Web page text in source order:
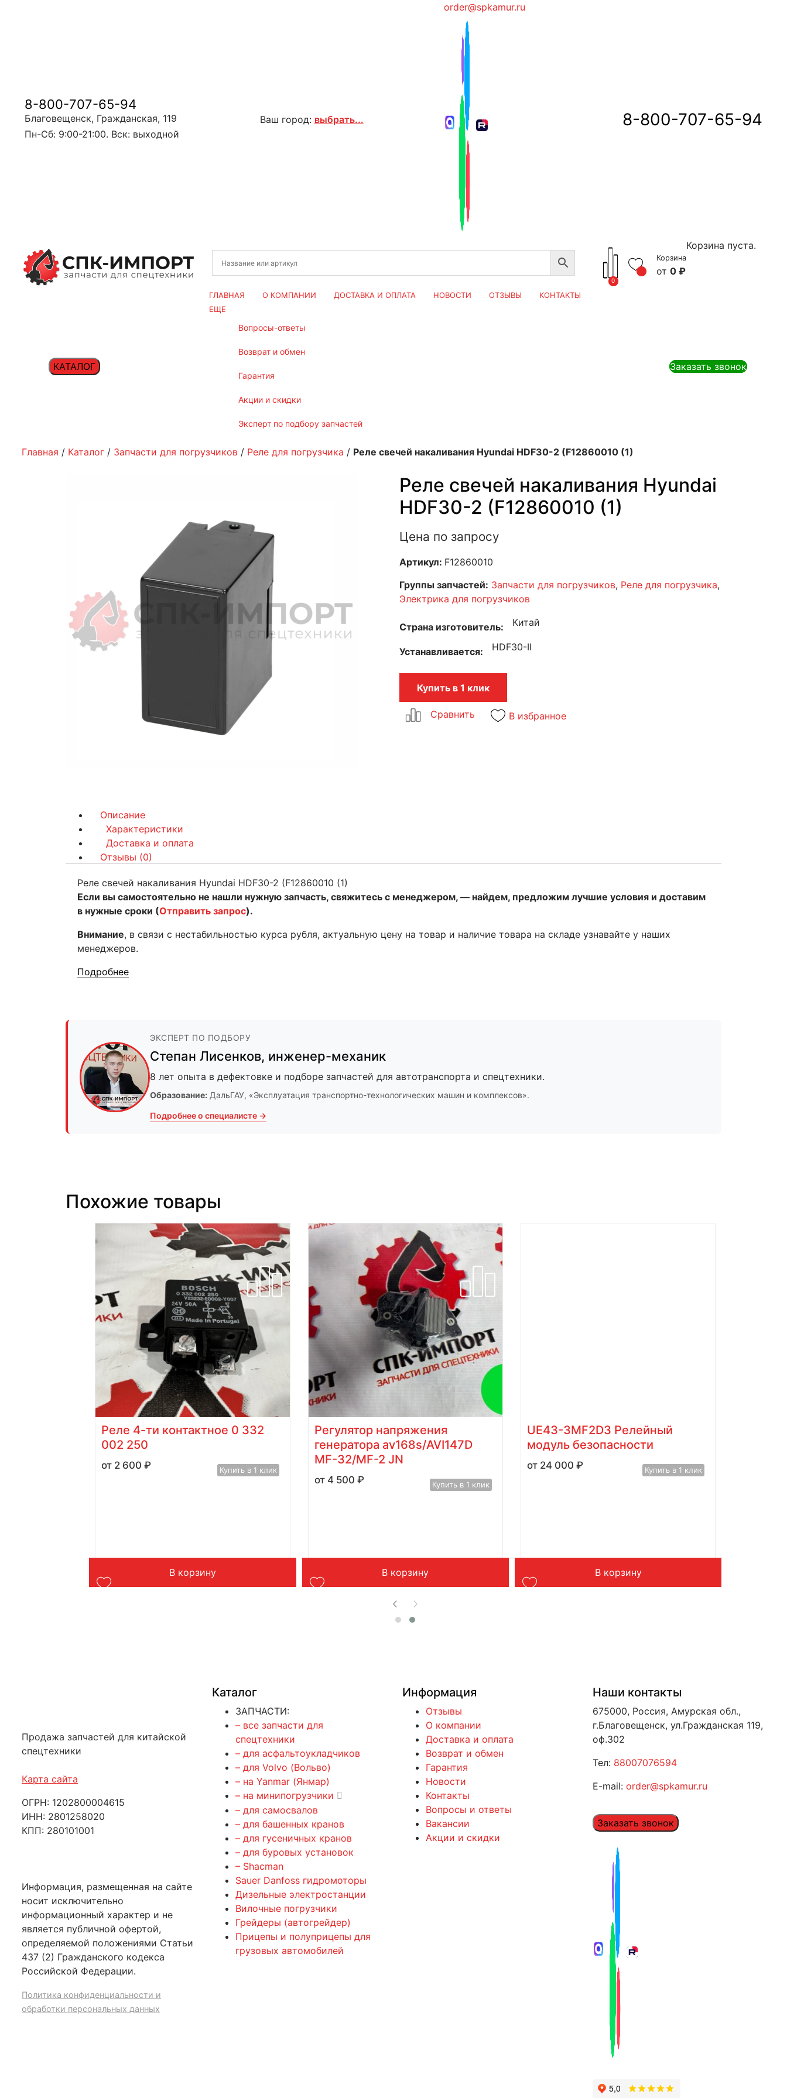
8-800-707-65-94
Благовещенск, Гражданская, 119
Пн-Сб: 9:00-21:00. Вск: выходной
Ваш город: выбрать...
order@spkamur.ru
8-800-707-65-94
0
Корзина
0 ₽
Корзина пуста.
КАТАЛОГ
ГЛАВНАЯ О КОМПАНИИ ДОСТАВКА И ОПЛАТА НОВОСТИ ОТЗЫВЫ
КОНТАКТЫ
ЕЩЕ
вопросы-ответы
возврат и обмен
гарантия
акции и скидки
эксперт по подбору запчастей
Заказать звонок
Главная / Каталог / Запчасти для погрузчиков / Реле для погрузчика / Реле свечей накаливания Hyundai HDF30-2 (F12860010 (1)
Реле свечей накаливания Hyundai
HDF30-2 (F12860010 (1)
Цена по запросу
Артикул: F12860010
Группы запчастей: Запчасти для погрузчиков, Реле для погрузчика,
Электрика для погрузчиков
Страна изготовитель Китай
Устанавливается HDF30-II
Купить в 1 клик
В избранное
Описание
Характеристики
Доставка и оплата
Отзывы (0)
Реле свечей накаливания Hyundai HDF30-2 (F12860010 (1)
Если вы самостоятельно не нашли нужную запчасть, свяжитесь с менеджером, — найдем, предложим лучшие условия и доставим
в нужные сроки (Отправить запрос).
Внимание, в связи с нестабильностью курса рубля, актуальную цену на товар и наличие товара на складе узнавайте у наших
менеджеров.
Подробнее
ЭКСПЕРТ ПО ПОДБОРУ
Степан Лисенков, инженер-механик
8 лет опыта в дефектовке и подборе запчастей для автотранспорта и спецтехники.
Образование: ДальГАУ, «Эксплуатация транспортно-технологических машин и комплексов».
Подробнее о специалисте →
Похожие товары
Реле 4-ти контактное 0 332
002 250
2 600₽ Купить в 1 клик
В корзину
Регулятор напряжения
генератора av168s/AVI147D
MF-32/MF-2 JN
4 500 ₽ Купить в 1 клик
В корзину
UE43-3MF2D3 Релейный
модуль безопасности
24 000 ₽ Купить в 1 клик
В корзину
Продажа запчастей для китайской
спецтехники
Карта сайта
ОГРН: 1202800004615
ИНН: 2801258020
КПП: 280101001
Информация, размещенная на сайте
носит исключительно
информационный характер и не
является публичной офертой,
определяемой положениями Статьи
437 (2) Гражданского кодекса
Российской Федерации.
Политика конфиденциальности и
обработки персональных данных
Каталог
ЗАПЧАСТИ:
– все запчасти для
спецтехники
– для асфальтоукладчиков
– для Volvo (Вольво)
– на Yanmar (Янмар)
– на минипогрузчики
– для самосвалов
– для башенных кранов
– для гусеничных кранов
– для буровых установок
– Shacman
Sauer Danfoss гидромоторы
Дизельные электростанции
Вилочные погрузчики
Грейдеры (автогрейдер)
Прицепы и полуприцепы для
грузовых автомобилей
Информация
Отзывы
О компании
Доставка и оплата
Возврат и обмен
Гарантия
Новости
Контакты
Вопросы и ответы
Вакансии
Акции и скидки
Наши контакты
675000, Россия, Амурская обл.,
г.Благовещенск, ул.Гражданская 119,
оф.302
Тел: 88007076594
E-mail: order@spkamur.ru
Заказать звонок